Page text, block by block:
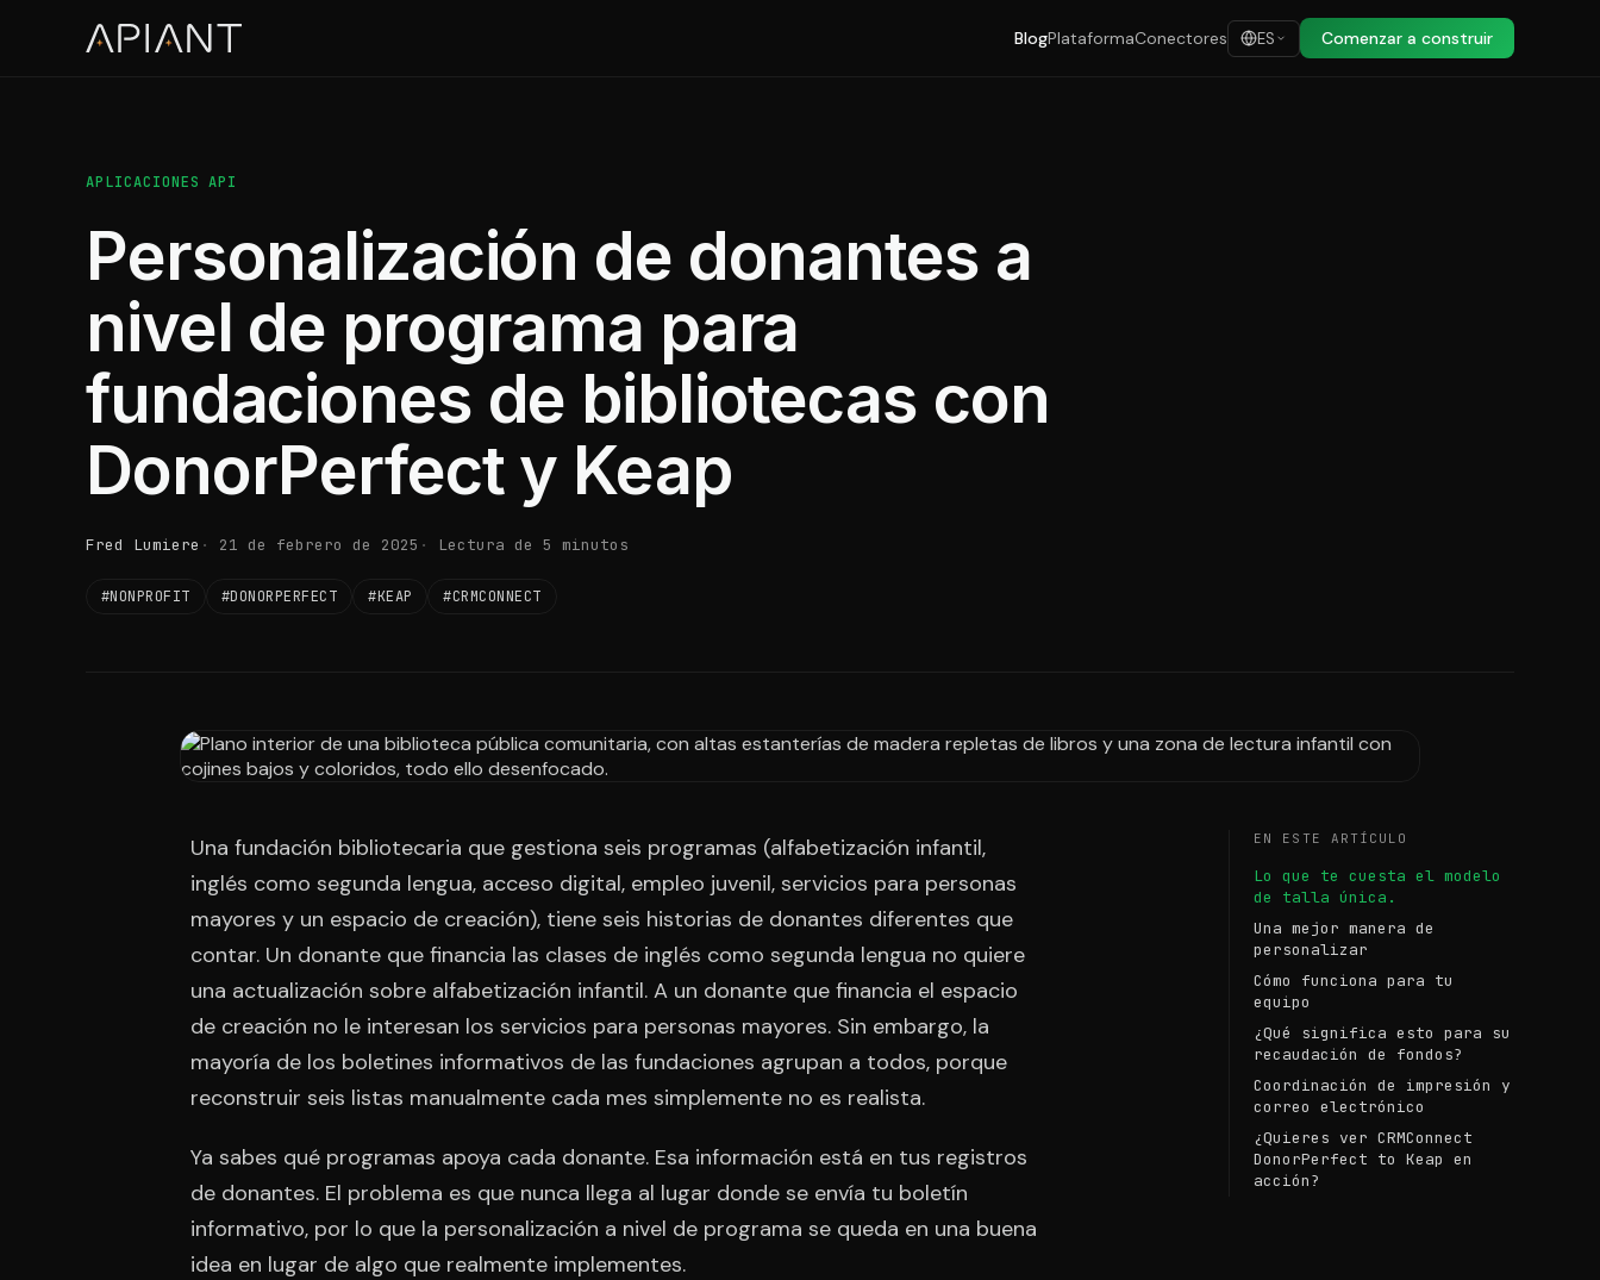
BlogPlataformaConectores ES Comenzar a construir
APLICACIONES API
Personalización de donantes a
nivel de programa para
fundaciones de bibliotecas con
DonorPerfect y Keap
Fred Lumiere 21 de febrero de 2025 Lectura de 5 minutos
#NONPROFIT #DONORPERFECT #KEAP #CRMCONNECT
Una fundación bibliotecaria que gestiona seis programas (alfabetización infantil,
inglés como segunda lengua, acceso digital, empleo juvenil, servicios para personas
mayores y un espacio de creación), tiene seis historias de donantes diferentes que
contar. Un donante que financia las clases de inglés como segunda lengua no quiere
una actualización sobre alfabetización infantil. A un donante que financia el espacio
de creación no le interesan los servicios para personas mayores. Sin embargo, la
mayoría de los boletines informativos de las fundaciones agrupan a todos, porque
reconstruir seis listas manualmente cada mes simplemente no es realista.
Ya sabes qué programas apoya cada donante. Esa información está en tus registros
de donantes. El problema es que nunca llega al lugar donde se envía tu boletín
informativo, por lo que la personalización a nivel de programa se queda en una buena
idea en lugar de algo que realmente implementes.
EN ESTE ARTÍCULO
Lo que te cuesta el modelo
de talla única.
Una mejor manera de
personalizar
Cómo funciona para tu
equipo
¿Qué significa esto para su
recaudación de fondos?
Coordinación de impresión y
correo electrónico
¿Quieres ver CRMConnect
DonorPerfect to Keap en
acción?